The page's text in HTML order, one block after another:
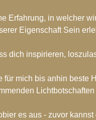
Erfahrung, in welcher
Eigenschaft Sein
dich inspirieren,
für mich bis anhin beste
es aus - zuvor